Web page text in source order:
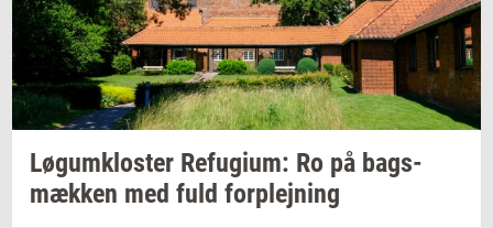
Løgum­klo­ster Re­fu­gi­um: Ro på bags­
mæk­ken med fuld for­plej­ning